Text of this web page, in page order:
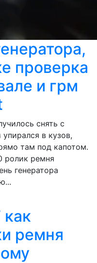
проверка
и грм
снять с
в кузов,
там под капотом.
ролик ремня
генератора
как
ремня